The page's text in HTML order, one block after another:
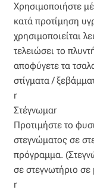
Λονέτα
Μουσελίνα
Μπροκάρ
Οργάντζα
Οργάντζα
Χρησιμοποιήστε
κατά προτίμηση
χρησιμοποιείται
τελειώσει το
αποφύγετε τα
στίγματα /
r
Στέγνωμαr
Προτιμήστε το
στεγνώματος σε
πρόγραμμα.
σε στεγνωτήριο
r